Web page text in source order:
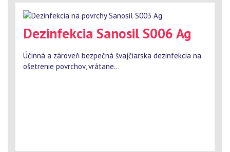
Dezinfekcia Sanosil S006 Ag
Účinná a zároveň bezpečná švajčiarska dezinfekcia na
ošetrenie povrchov, vrátane...